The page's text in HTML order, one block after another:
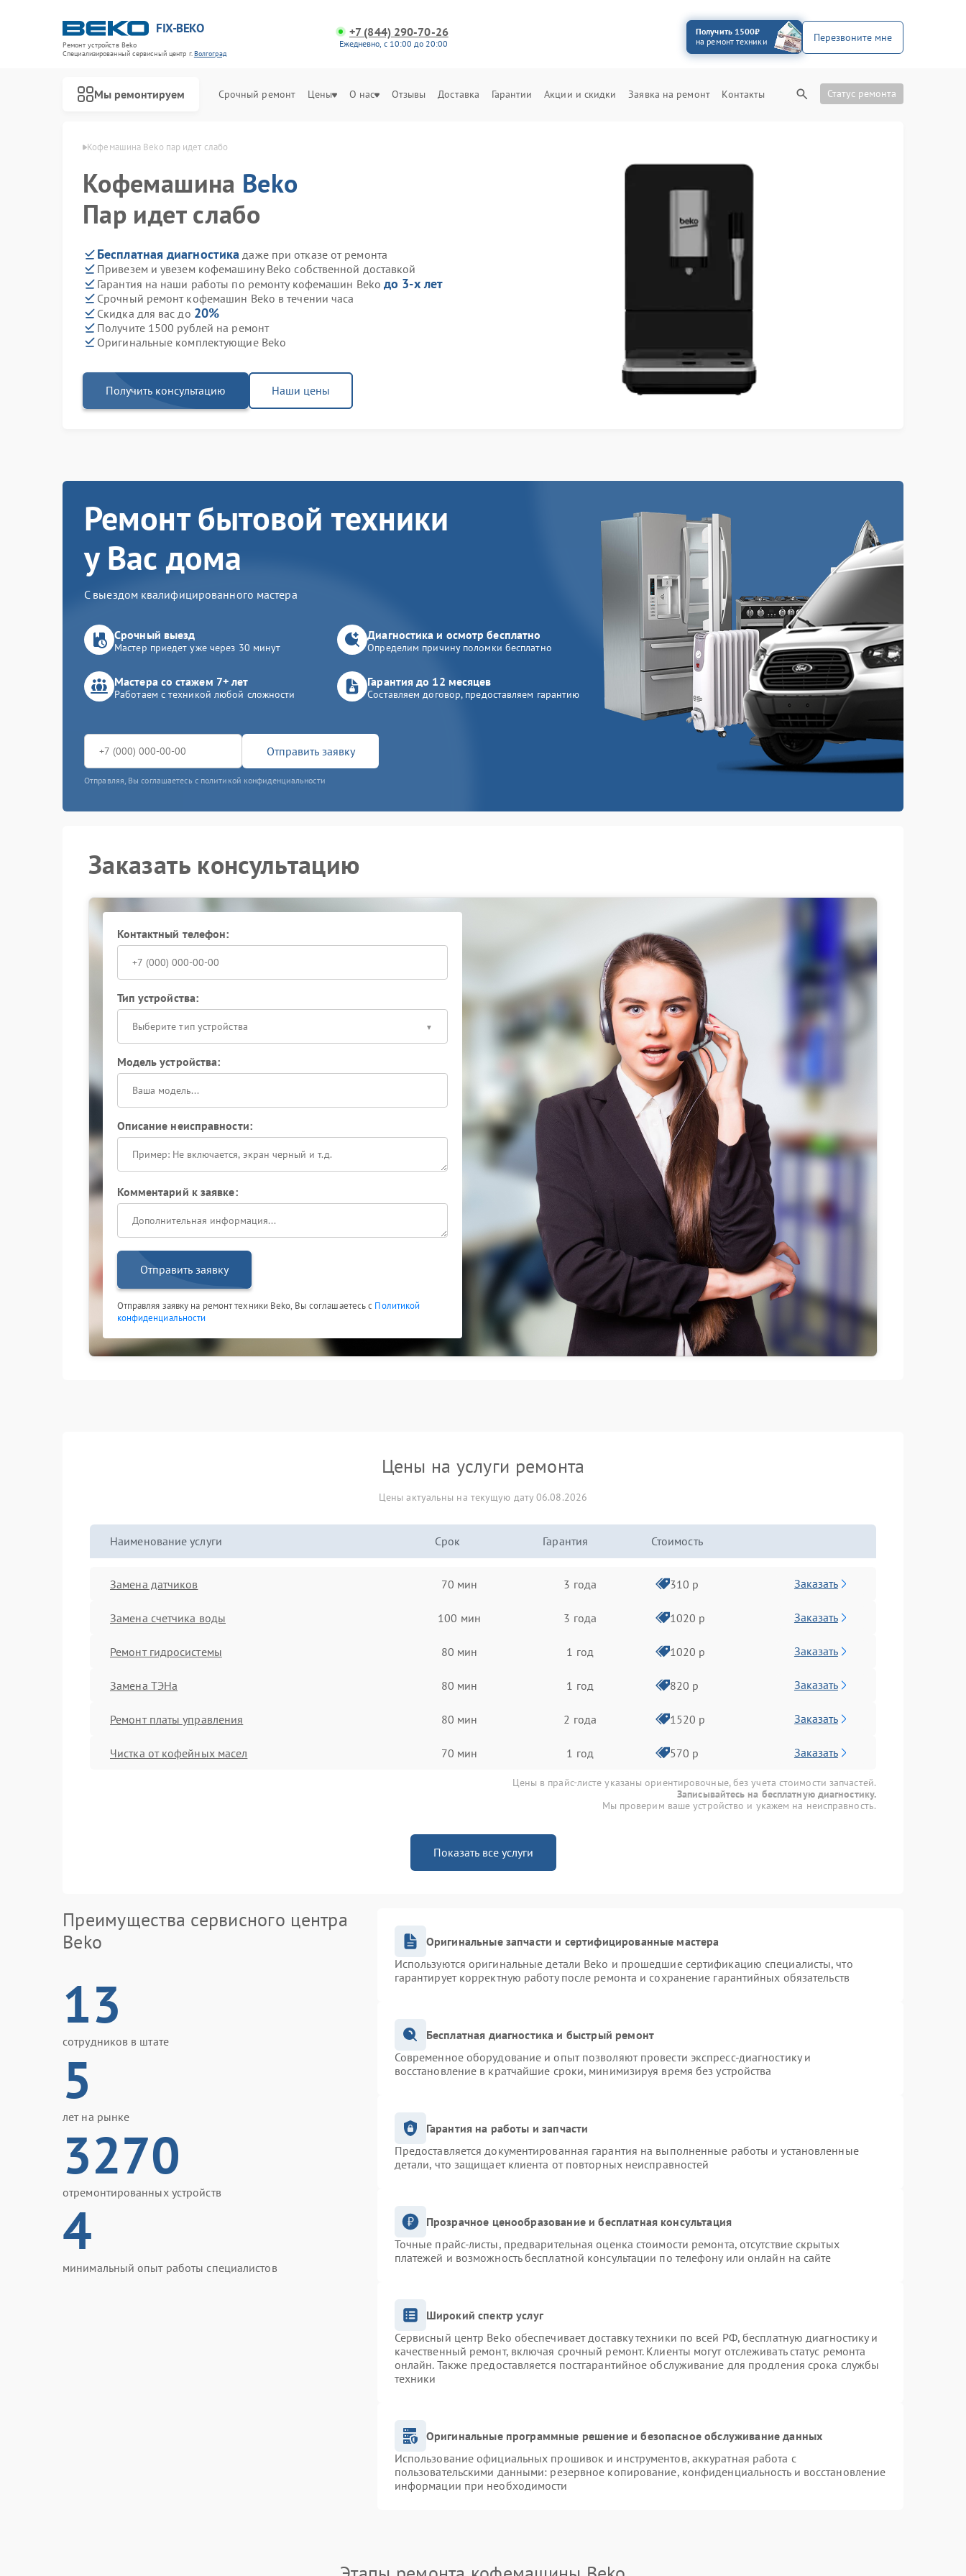
FIX-BEKO
Ремонт устройств Beko
Специализированный cервисный центр г.Волгоград
+7 (844) 290-70-26
Ежедневно, с 10:00 до 20:00
Получить 1500₽
на ремонт техники
Перезвоните мне
Мы ремонтируем Срочный ремонт Цены О нас Отзывы Доставка Гарантии Акции и скидки Заявка на ремонт Контакты Статус ремонта
в Волгограде Кофемашина Beko пар идет слабо
Кофемашина Beko
Пар идет слабо
Бесплатная диагностика даже при отказе от ремонта
Привезем и увезем кофемашину Beko собственной доставкой
Гарантия на наши работы по ремонту кофемашин Beko до 3-х лет
Срочный ремонт кофемашин Beko в течении часа
Скидка для вас до 20%
Получите 1500 рублей на ремонт
Оригинальные комплектующие Beko
Получить консультацию Наши цены
Ремонт бытовой техники
у Вас дома
С выездом квалифицированного мастера
Срочный выезд
Мастер приедет уже через 30 минут
Диагностика и осмотр бесплатно
Определим причину поломки бесплатно
Мастера со стажем 7+ лет
Работаем с техникой любой сложности
Гарантия до 12 месяцев
Составляем договор, предоставляем гарантию
Отправить заявку
Отправляя, Вы соглашаетесь с политикой конфиденциальности
Заказать консультацию
Контактный телефон:
Тип устройства:
Выберите тип устройства
Модель устройства:
Описание неисправности:
Комментарий к заявке:
Отправить заявку
Отправляя заявку на ремонт техники Beko, Вы соглашаетесь с Политикой
конфиденциальности
Цены на услуги ремонта
Цены актуальны на текущую дату 06.08.2026
Наименование услуги Срок Гарантия Стоимость
Замена датчиков 70 мин 3 года 310 р Заказать
Замена счетчика воды 100 мин 3 года 1020 р Заказать
Ремонт гидросистемы 80 мин 1 год 1020 р Заказать
Замена ТЭНа 80 мин 1 год 820 р Заказать
Ремонт платы управления 80 мин 2 года 1520 р Заказать
Чистка от кофейных масел 70 мин 1 год 570 р Заказать
Цены в прайс-листе указаны ориентировочные, без учета стоимости запчастей.
Записывайтесь на бесплатную диагностику.
Мы проверим ваше устройство и укажем на неисправность.
Показать все услуги
Преимущества сервисного центра
Beko
13
сотрудников в штате
5
лет на рынке
3270
отремонтированных устройств
4
минимальный опыт работы специалистов
Оригинальные запчасти и сертифицированные мастера
Используются оригинальные детали Beko и прошедшие сертификацию специалисты, что
гарантирует корректную работу после ремонта и сохранение гарантийных обязательств
Бесплатная диагностика и быстрый ремонт
Современное оборудование и опыт позволяют провести экспресс-диагностику и
восстановление в кратчайшие сроки, минимизируя время без устройства
Гарантия на работы и запчасти
Предоставляется документированная гарантия на выполненные работы и установленные
детали, что защищает клиента от повторных неисправностей
Прозрачное ценообразование и бесплатная консультация
Точные прайс-листы, предварительная оценка стоимости ремонта, отсутствие скрытых
платежей и возможность бесплатной консультации по телефону или онлайн на сайте
Широкий спектр услуг
Сервисный центр Beko обеспечивает доставку техники по всей РФ, бесплатную диагностику и
качественный ремонт, включая срочный ремонт. Клиенты могут отслеживать статус ремонта
онлайн. Также предоставляется постгарантийное обслуживание для продления срока службы
техники
Оригинальные программные решение и безопасное обслуживание данных
Использование официальных прошивок и инструментов, аккуратная работа с
пользовательскими данными: резервное копирование, конфиденциальность и восстановление
информации при необходимости